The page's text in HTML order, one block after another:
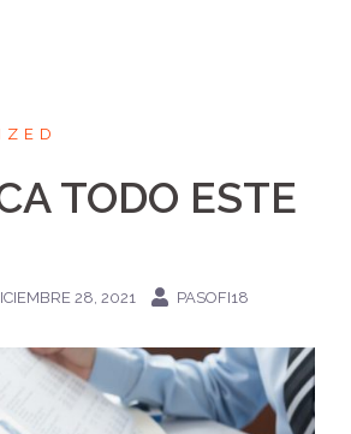
TODO ESTE
28, 2021 PASOFI18